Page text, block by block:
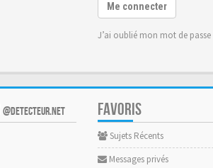
Me connecter
J’ai oublié mon mot de passe
@DETECTEUR.NET FAVORIS
Sujets Récents
Messages privés